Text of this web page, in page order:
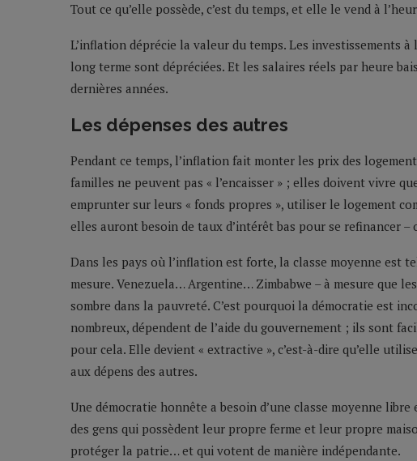
Tout ce qu’elle possède, c’est du temps, et elle le vend à
L’inflation déprécie la valeur du temps. Les investissements
long terme sont dépréciées. Et les salaires réels par heure
dernières années.
Les dépenses des autres
Pendant ce temps, l’inflation fait monter les prix des
familles ne peuvent pas « l’encaisser » ; elles doivent vivre
emprunter sur leurs « fonds propres », utiliser le logement
elles auront besoin de taux d’intérêt bas pour se refinancer
Dans les pays où l’inflation est forte, la classe moyenne est
mesure. Venezuela… Argentine… Zimbabwe – à mesure que
sombre dans la pauvreté. C’est pourquoi la démocratie est
nombreux, dépendent de l’aide du gouvernement ; ils sont
pour cela. Elle devient « extractive », c’est-à-dire qu’elle
aux dépens des autres.
Une démocratie honnête a besoin d’une classe moyenne libre
des gens qui possèdent leur propre ferme et leur propre
protéger la patrie… et qui votent de manière indépendante.